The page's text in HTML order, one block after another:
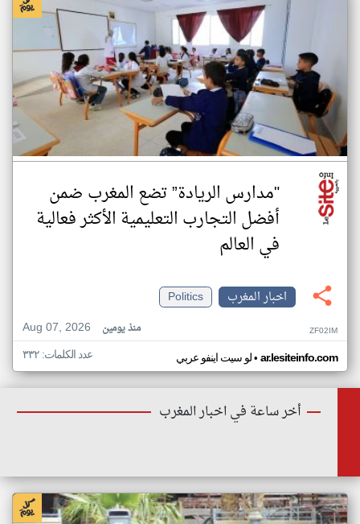
"مدارس الريادة” تضع المغرب ضمن
أفضل التجارب التعليمية الأكثر فعالية
في العالم
اخبار المغرب
Politics
Aug 07, 2026
منذ يومين ZF02IM
لو سيت اينفو عربي• ar.lesiteinfo.com عدد الكلمات: ٣٣٢
أخر ساعة في اخبار المغرب